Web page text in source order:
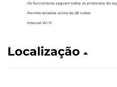
Os funcionários seguem todos os protocolos de
Permite estadias acima de 28 noites
Internet Wi-Fi
Localização